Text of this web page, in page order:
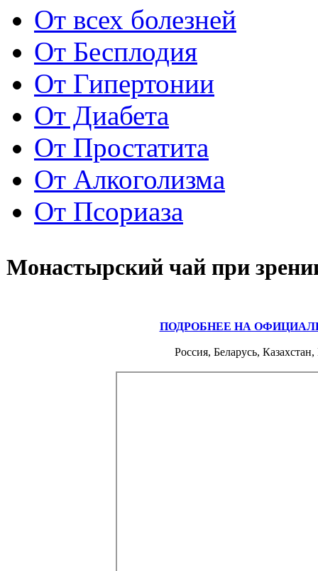
От всех болезней
От Бесплодия
От Гипертонии
От Диабета
От Простатита
От Алкоголизма
От Псориаза
Монастырский чай при
ПОДРОБНЕЕ НА
Россия, Беларусь,